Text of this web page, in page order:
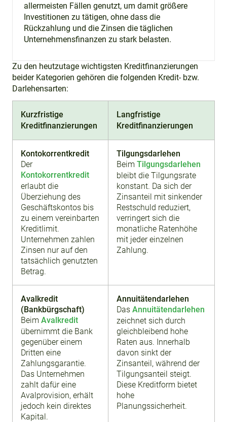
allermeisten Fällen genutzt, um damit größere
Investitionen zu tätigen, ohne dass die
Rückzahlung und die Zinsen die täglichen
Unternehmensfinanzen zu stark belasten.
Zu den heutzutage wichtigsten Kreditfinanzierungen
beider Kategorien gehören die folgenden Kredit- bzw.
Darlehensarten:
Kurzfristige
Kreditfinanzierungen
Langfristige
Kreditfinanzierungen
Kontokorrentkredit
Der
Kontokorrentkredit
erlaubt die
Überziehung des
Geschäftskontos bis
zu einem vereinbarten
Kreditlimit.
Unternehmen zahlen
Zinsen nur auf den
tatsächlich genutzten
Betrag.
Tilgungsdarlehen
Beim Tilgungsdarlehen
bleibt die Tilgungsrate
konstant. Da sich der
Zinsanteil mit sinkender
Restschuld reduziert,
verringert sich die
monatliche Ratenhöhe
mit jeder einzelnen
Zahlung.
Avalkredit
(Bankbürgschaft)
Beim Avalkredit
übernimmt die Bank
gegenüber einem
Dritten eine
Zahlungsgarantie.
Das Unternehmen
zahlt dafür eine
Avalprovision, erhält
jedoch kein direktes
Kapital.
Annuitätendarlehen
Das Annuitätendarlehen
zeichnet sich durch
gleichbleibend hohe
Raten aus. Innerhalb
davon sinkt der
Zinsanteil, während der
Tilgungsanteil steigt.
Diese Kreditform bietet
hohe
Planungssicherheit.